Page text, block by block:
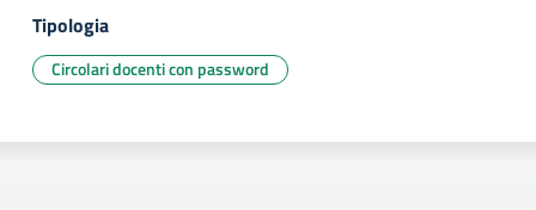
Tipologia
Circolari docenti con password